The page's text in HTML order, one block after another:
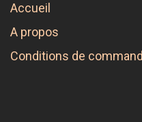
Accueil
A propos
Conditions de